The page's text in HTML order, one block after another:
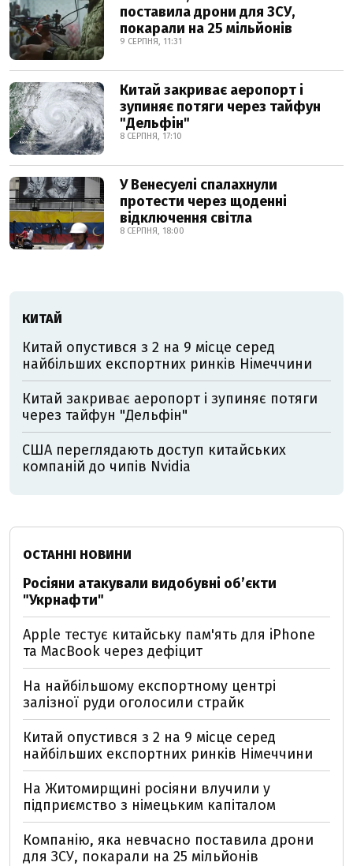
поставила дрони для ЗСУ,
покарали на 25 мільйонів
9 СЕРПНЯ, 11:31
Китай закриває аеропорт і
зупиняє потяги через тайфун
"Дельфін"
8 СЕРПНЯ, 17:10
У Венесуелі спалахнули
протести через щоденні
відключення світла
8 СЕРПНЯ, 18:00
КИТАЙ
Китай опустився з 2 на 9 місце серед
найбільших експортних ринків Німеччини
Китай закриває аеропорт і зупиняє потяги
через тайфун "Дельфін"
США переглядають доступ китайських
компаній до чипів Nvidia
ОСТАННІ НОВИНИ
Росіяни атакували видобувні обʼєкти
"Укрнафти"
Apple тестує китайську пам'ять для iPhone
та MacBook через дефіцит
На найбільшому експортному центрі
залізної руди оголосили страйк
Китай опустився з 2 на 9 місце серед
найбільших експортних ринків Німеччини
На Житомирщині росіяни влучили у
підприємство з німецьким капіталом
Компанію, яка невчасно поставила дрони
для ЗСУ, покарали на 25 мільйонів